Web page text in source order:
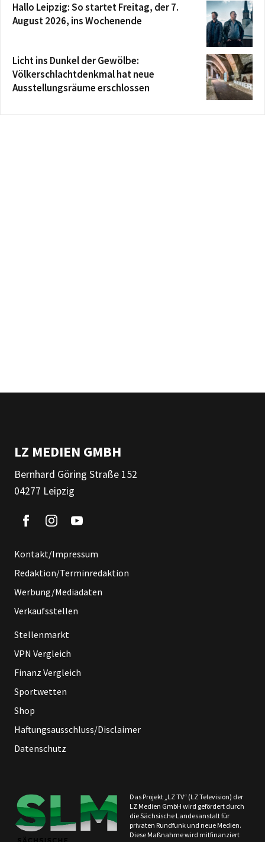
Hallo Leipzig: So startet Freitag, der 7.
August 2026, ins Wochenende
Licht ins Dunkel der Gewölbe:
Völkerschlachtdenkmal hat neue
Ausstellungsräume erschlossen
LZ MEDIEN GMBH
Bernhard Göring Straße 152
04277 Leipzig
Kontakt/Impressum
Redaktion/Terminredaktion
Werbung/Mediadaten
Verkaufsstellen
Stellenmarkt
VPN Vergleich
Finanz Vergleich
Sportwetten
Shop
Haftungsausschluss/Disclaimer
Datenschutz
Das Projekt „LZ TV“ (LZ Television) der
LZ Medien GmbH wird gefördert durch
die Sächsische Landesanstalt für
privaten Rundfunk und neue Medien.
Diese Maßnahme wird mitfinanziert